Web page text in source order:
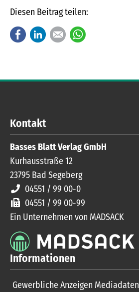
Diesen Beitrag teilen:
FacebookLinkedInE-mail
Kontakt
Basses Blatt Verlag GmbH
Kurhausstraße 12
23795 Bad Segeberg
04551 / 99 00-0
04551 / 99 00-99
Ein Unternehmen von MADSACK
Informationen
Gewerbliche Anzeigen Mediadaten